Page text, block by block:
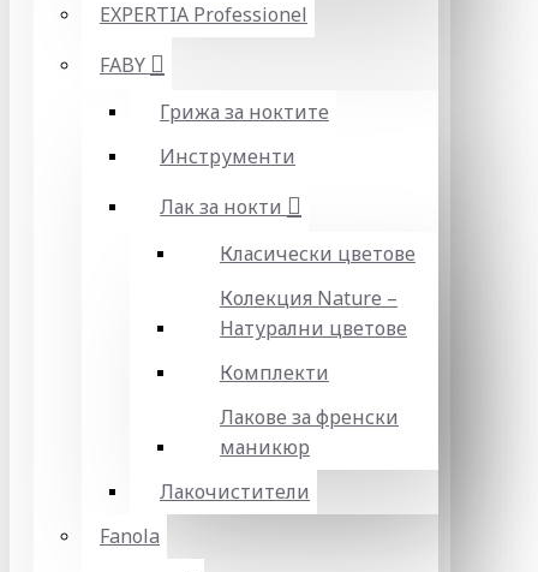
EXPERTIA Professionel
FABY
Грижа за ноктите
Инструменти
Лак за нокти
Класически цветове
Колекция Nature –
Натурални цветове
Комплекти
Лакове за френски
маникюр
Лакочистители
Fanola